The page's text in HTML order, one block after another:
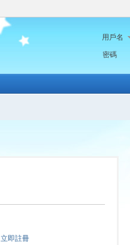
用戶名
密碼
立即註冊